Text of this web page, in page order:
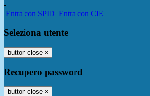
-
Entra con SPID Entra con CIE
Seleziona utente
button close ×
Recupero password
button close ×